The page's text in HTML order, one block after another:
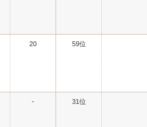
20 59位
- 31位